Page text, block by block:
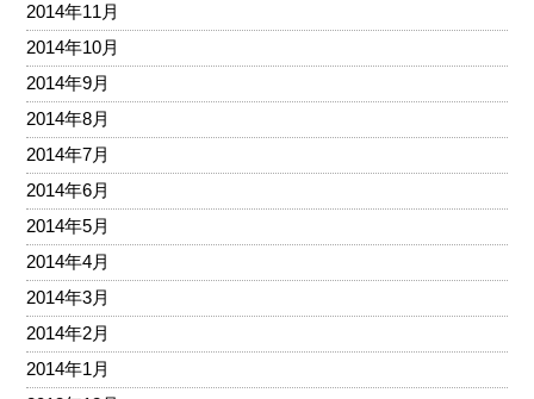
2014年11月
2014年10月
2014年9月
2014年8月
2014年7月
2014年6月
2014年5月
2014年4月
2014年3月
2014年2月
2014年1月